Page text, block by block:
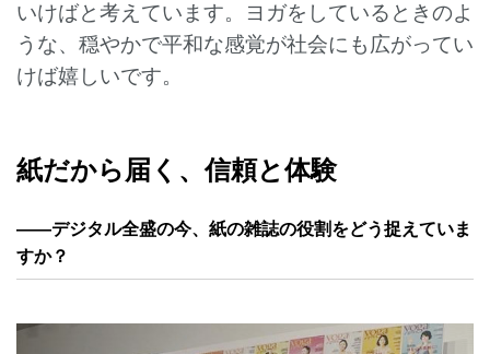
いけばと考えています。ヨガをしているときのよ
うな、穏やかで平和な感覚が社会にも広がってい
けば嬉しいです。
紙だから届く、信頼と体験
——デジタル全盛の今、紙の雑誌の役割をどう捉えていま
すか？